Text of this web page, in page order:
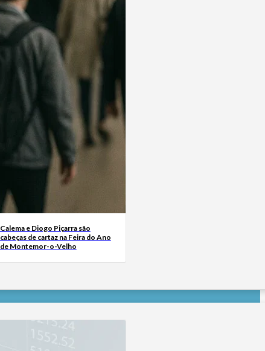
Calema e Diogo Piçarra são
cabeças de cartaz na Feira do Ano
de Montemor-o-Velho